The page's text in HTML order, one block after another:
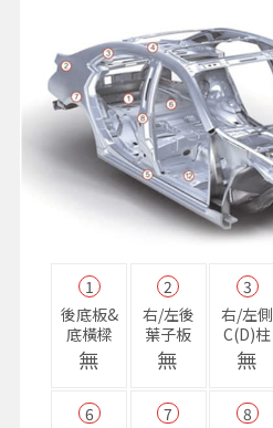
1
後底板&
底橫樑
無
2
右/左後
葉子板
無
3
右/左側
C(D)柱
無
6
7
8